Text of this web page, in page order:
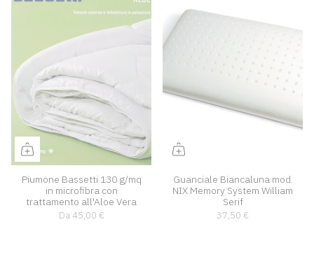
Piumone Bassetti 130 g/mq
in microfibra con
trattamento all'Aloe Vera
Da 45,00 €
Guanciale Biancaluna mod.
NIX Memory System William
Serif
37,50 €